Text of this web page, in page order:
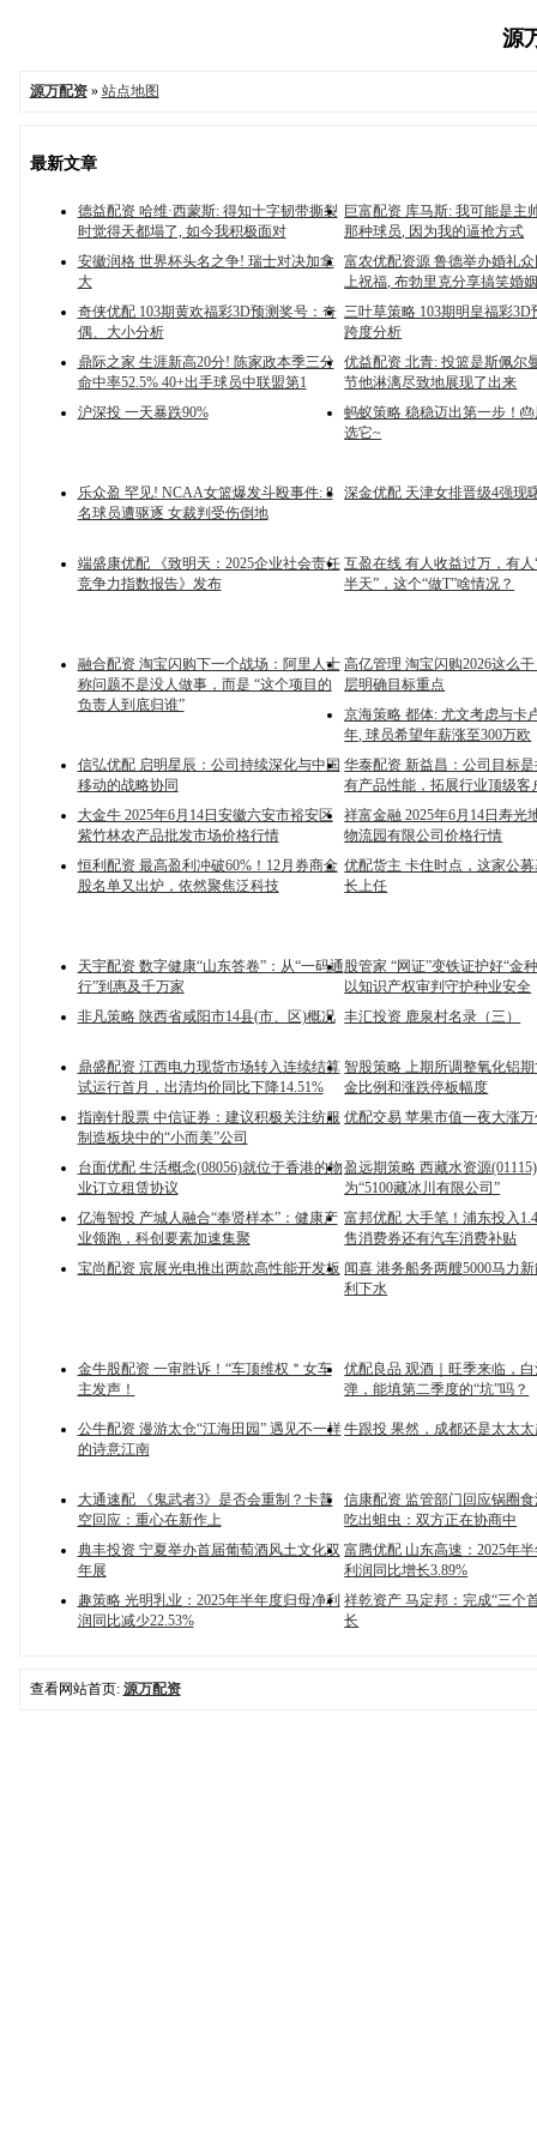
源
源万配资» 站点地图
最新文章
德益配资 哈维·西蒙斯: 得知十字韧带撕裂
时觉得天都塌了, 如今我积极面对
巨富配资 库马斯: 我可能是主
那种球员, 因为我的逼抢方式
安徽润格 世界杯头名之争! 瑞士对决加拿
大
富农优配资源 鲁德举办婚礼
上祝福, 布勃里克分享搞笑婚
奇侠优配 103期黄欢福彩3D预测奖号：奇
偶、大小分析
三叶草策略 103期明皇福彩3D
跨度分析
鼎际之家 生涯新高20分! 陈家政本季三分
命中率52.5% 40+出手球员中联盟第1
优益配资 北青: 投篮是斯佩尔
节他淋漓尽致地展现了出来
沪深投 一天暴跌90%
蚂蚁策略 稳稳迈出第一步！
选它~
乐众盈 罕见! NCAA女篮爆发斗殴事件: 8
名球员遭驱逐 女裁判受伤倒地
深金优配 天津女排晋级4强现
端盛康优配 《致明天：2025企业社会责任
竞争力指数报告》发布
互盈在线 有人收益过万，有人
半天”，这个“做T”啥情况？
融合配资 淘宝闪购下一个战场：阿里人士
称问题不是没人做事，而是 “这个项目的
负责人到底归谁”
高亿管理 淘宝闪购2026这么
层明确目标重点
京海策略 都体: 尤文考虑与卡
年, 球员希望年薪涨至300万欧
信弘优配 启明星辰：公司持续深化与中国
移动的战略协同
华泰配资 新益昌：公司目标
有产品性能，拓展行业顶级客
大金牛 2025年6月14日安徽六安市裕安区
紫竹林农产品批发市场价格行情
祥富金融 2025年6月14日寿光
物流园有限公司价格行情
恒利配资 最高盈利冲破60%！12月券商金
股名单又出炉，依然聚焦泛科技
优配货主 卡住时点，这家公
长上任
天宇配资 数字健康“山东答卷”：从“一码通
行”到惠及千万家
股管家 “网证”变铁证护好“金
以知识产权审判守护种业安全
非凡策略 陕西省咸阳市14县(市、区)概况 丰汇投资 鹿泉村名录（三）
鼎盛配资 江西电力现货市场转入连续结算
试运行首月，出清均价同比下降14.51%
智股策略 上期所调整氧化铝
金比例和涨跌停板幅度
指南针股票 中信证券：建议积极关注纺服
制造板块中的“小而美”公司
优配交易 苹果市值一夜大涨
台面优配 生活概念(08056)就位于香港的物
业订立租赁协议
盈远期策略 西藏水资源
为“5100藏冰川有限公司”
亿海智投 产城人融合“奉贤样本”：健康产
业领跑，科创要素加速集聚
富邦优配 大手笔！浦东投入
售消费券还有汽车消费补贴
宝尚配资 宸展光电推出两款高性能开发板 闻喜 港务船务两艘5000马力
利下水
金牛股配资 一审胜诉！“车顶维权＂女车
主发声！
优配良品 观酒｜旺季来临，
弹，能填第二季度的“坑”吗？
公牛配资 漫游太仓“江海田园” 遇见不一样
的诗意江南
牛跟投 果然，成都还是太太
大通速配 《鬼武者3》是否会重制？卡普
空回应：重心在新作上
信康配资 监管部门回应锅圈
吃出蛆虫：双方正在协商中
典丰投资 宁夏举办首届葡萄酒风土文化双
年展
富腾优配 山东高速：2025年
利润同比增长3.89%
趣策略 光明乳业：2025年半年度归母净利
润同比减少22.53%
祥乾资产 马定邦：完成“三个
长
查看网站首页: 源万配资